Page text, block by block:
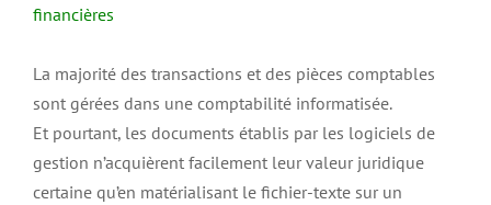
financières
La majorité des transactions et des pièces comptables
sont gérées dans une comptabilité informatisée.
Et pourtant, les documents établis par les logiciels de
gestion n’acquièrent facilement leur valeur juridique
certaine qu’en matérialisant le fichier-texte sur un